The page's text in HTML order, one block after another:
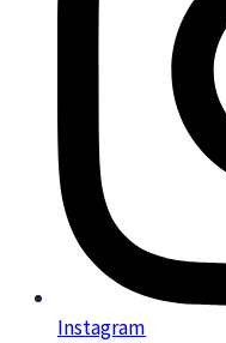
Instagram